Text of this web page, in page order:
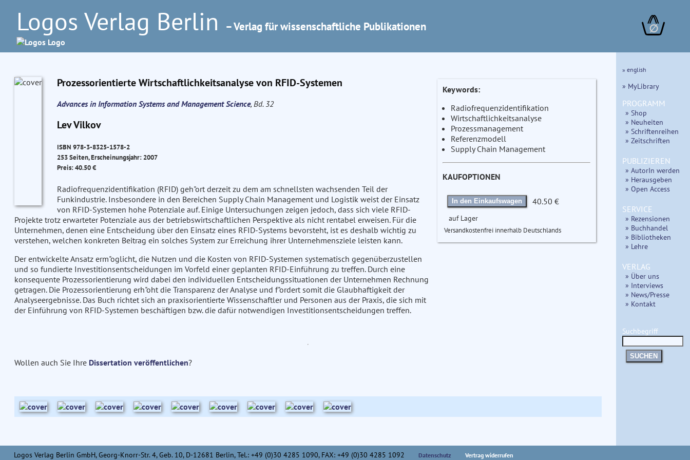
Logos Verlag Berlin – Verlag für wissenschaftliche Publikationen ∅
Prozessorientierte Wirtschaftlichkeitsanalyse von RFID-Systemen
Advances in Information Systems and Management Science, Bd. 32
Lev Vilkov
ISBN 978-3-8325-1578-2
253 Seiten, Erscheinungsjahr: 2007
Preis: 40.50 €
Radiofrequenzidentifikation (RFID) geh"ort derzeit zu dem am schnellsten wachsenden Teil der
Funkindustrie. Insbesondere in den Bereichen Supply Chain Management und Logistik weist der Einsatz
von RFID-Systemen hohe Potenziale auf. Einige Untersuchungen zeigen jedoch, dass sich viele RFID-
Projekte trotz erwarteter Potenziale aus der betriebswirtschaftlichen Perspektive als nicht rentabel erweisen. Für die
Unternehmen, denen eine Entscheidung über den Einsatz eines RFID-Systems bevorsteht, ist es deshalb wichtig zu
verstehen, welchen konkreten Beitrag ein solches System zur Erreichung ihrer Unternehmensziele leisten kann.
Der entwickelte Ansatz erm"oglicht, die Nutzen und die Kosten von RFID-Systemen systematisch gegenüberzustellen
und so fundierte Investitionsentscheidungen im Vorfeld einer geplanten RFID-Einführung zu treffen. Durch eine
konsequente Prozessorientierung wird dabei den individuellen Entscheidungssituationen der Unternehmen Rechnung
getragen. Die Prozessorientierung erh"oht die Transparenz der Analyse und f"ordert somit die Glaubhaftigkeit der
Analyseergebnisse. Das Buch richtet sich an praxisorientierte Wissenschaftler und Personen aus der Praxis, die sich mit
der Einführung von RFID-Systemen beschäftigen bzw. die dafür notwendigen Investitionsentscheidungen treffen.
Keywords:
Radiofrequenzidentifikation
Wirtschaftlichkeitsanalyse
Prozessmanagement
Referenzmodell
Supply Chain Management
KAUFOPTIONEN
In den Einkaufswagen 40.50 €
auf Lager
Versandkostenfrei innerhalb Deutschlands
Wollen auch Sie Ihre Dissertation veröffentlichen?
» english
» MyLibrary
PROGRAMM
» Shop
» Neuheiten
» Schriftenreihen
» Zeitschriften
PUBLIZIEREN
» AutorIn werden
» Herausgeben
» Open Access
SERVICE
» Rezensionen
» Buchhandel
» Bibliotheken
» Lehre
VERLAG
» Über uns
» Interviews
» News/Presse
» Kontakt
Suchbegriff
SUCHEN
Logos Verlag Berlin GmbH, Georg-Knorr-Str. 4, Geb. 10, D-12681 Berlin, Tel.: +49 (0)30 4285 1090, FAX: +49 (0)30 4285 1092 Datenschutz Vertrag widerrufen